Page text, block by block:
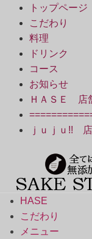
トップページ
こだわり
料理
ドリンク
コース
お知らせ
ＨＡＳＥ 店
ｊｕｊｕ!!
HASE
こだわり
メニュー